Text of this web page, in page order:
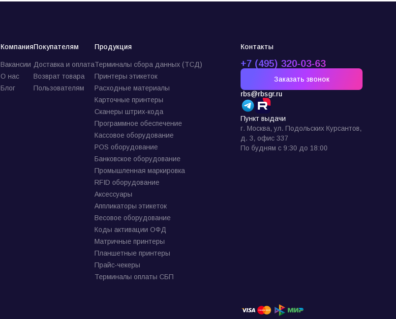
Компания
Вакансии
О нас
Блог
Покупателям
Доставка и оплата
Возврат товара
Пользователям
Продукция
Терминалы сбора данных (ТСД)
Принтеры этикеток
Расходные материалы
Карточные принтеры
Сканеры штрих-кода
Программное обеспечение
Кассовое оборудование
POS оборудование
Банковское оборудование
Промышленная маркировка
RFID оборудование
Аксессуары
Аппликаторы этикеток
Весовое оборудование
Коды активации ОФД
Матричные принтеры
Планшетные принтеры
Прайс-чекеры
Терминалы оплаты СБП
Контакты
+7 (495) 320-03-63
Заказать звонок
rbs@rbsgr.ru
Пункт выдачи
г. Москва, ул. Подольских Курсантов,
д. 3, офис 337
По будням с 9:30 до 18:00